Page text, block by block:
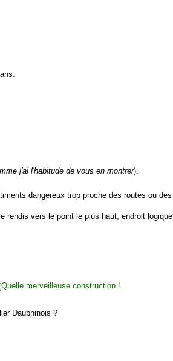
j'ai l'habitude de vous en montrer).
dangereux trop proche des routes ou des
rendis vers le point le plus haut, endroit logique
Dauphinois ?